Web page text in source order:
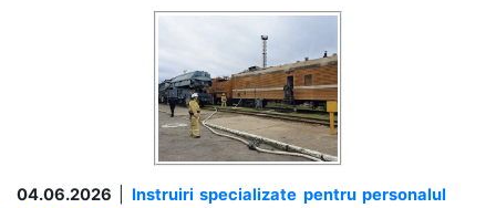
04.06.2026
Instruiri specializate pentru personalul